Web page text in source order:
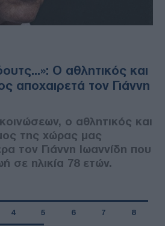
Ο αθλητικός και
αποχαιρετά τον Γιάννη
ο αθλητικός και
της χώρας μας
τον Γιάννη Ιωαννίδη που
σε ηλικία 78 ετών.
4 5 6 7 8